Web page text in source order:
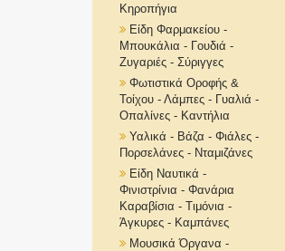
Κηροπήγια
Είδη Φαρμακείου -
Μπουκάλια - Γουδιά -
Ζυγαριές - Σύριγγες
Φωτιστικά Οροφής &
Τοίχου - Λάμπες - Γυαλιά -
Οπαλίνες - Καντήλια
Υαλικά - Βάζα - Φιάλες -
Πορσελάνες - Νταμιζάνες
Είδη Ναυτικά -
Φινιστρίνια - Φανάρια
Καραβίσια - Τιμόνια -
Άγκυρες - Καμπάνες
Μουσικά Όργανα -